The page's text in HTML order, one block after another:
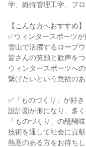
学、維持管理工学、プ
【こんな方へおすすめ】
✅ウィンタースポーツが
雪山で活躍するロープウ
皆さんの笑顔と歓声をつ
ウィンタースポーツへ
繋げたいという意欲の
✅「ものづくり」が好き
設計図が形になり、多く
「ものづくり」の醍醐
技術を通して社会に貢
熱意のある方をお待ちし